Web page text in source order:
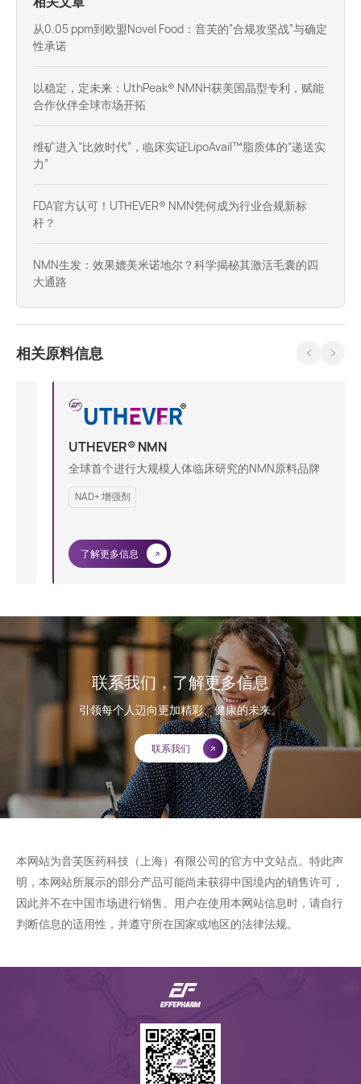
从0.05 ppm到欧盟Novel Food：音芙的”合规攻坚战”与确定
性承诺
以稳定，定未来：UthPeak® NMNH获美国晶型专利，赋能
合作伙伴全球市场开拓
维矿进入“比效时代”，临床实证LipoAvail™脂质体的“递送实
力”
FDA官方认可！UTHEVER® NMN凭何成为行业合规新标
杆？
NMN生发：效果媲美米诺地尔？科学揭秘其激活毛囊的四
大通路
相关原料信息
UTHEVER® NMN
全球首个进行大规模人体临床研究的NMN原料品牌
NAD+ 增强剂
了解更多信息
联系我们，了解更多信息
引领每个人迈向更加精彩、健康的未来。
联系我们
本网站为音芙医药科技（上海）有限公司的官方中文站点。特此声
明，本网站所展示的部分产品可能尚未获得中国境内的销售许可，
因此并不在中国市场进行销售。用户在使用本网站信息时，请自行
判断信息的适用性，并遵守所在国家或地区的法律法规。